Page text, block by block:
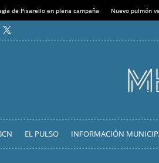
de Pisarello en plena campaña Nuevo pulmón
EL PULSO INFORMACIÓN